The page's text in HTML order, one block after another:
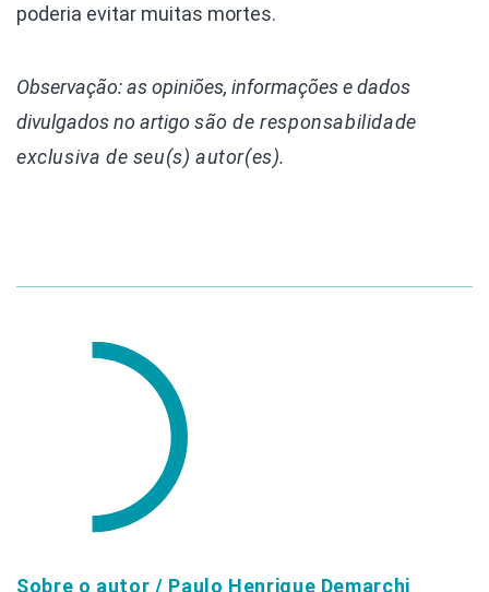
poderia evitar muitas mortes.
Observação: as opiniões, informações e dados
divulgadosno artigo são de responsabilidade
exclusiva de seu(s) autor(es).
Sobre o autor / Paulo Henrique Demarchi